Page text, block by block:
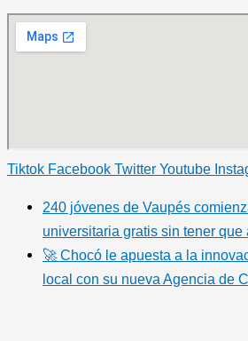
Tiktok Facebook Twitter Youtube
240 jóvenes de Vaupés
universitaria gratis sin tener
🚀 Chocó le apuesta a la
local con su nueva Agencia de